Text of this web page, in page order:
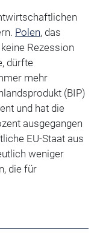
Polen, das
Rezession
dürfte
mehr
(BIP)
und hat die
ausgegangen
EU-Staat aus
weniger
die für